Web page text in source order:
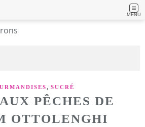
MENU
, SUCRÉ
PÊCHES DE
OTTOLENGHI